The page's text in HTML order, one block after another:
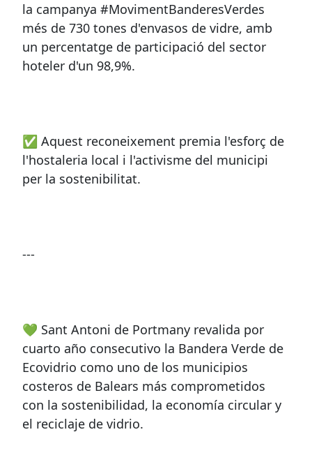
la campanya #MovimentBanderesVerdes
més de 730 tones d'envasos de vidre, amb
un percentatge de participació del sector
hoteler d'un 98,9%.
✅ Aquest reconeixement premia l'esforç de
l'hostaleria local i l'activisme del municipi
per la sostenibilitat.
---
💚 Sant Antoni de Portmany revalida por
cuarto año consecutivo la Bandera Verde de
Ecovidrio como uno de los municipios
costeros de Balears más comprometidos
con la sostenibilidad, la economía circular y
el reciclaje de vidrio.